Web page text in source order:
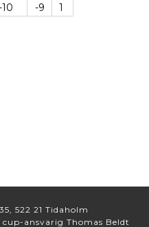
10 -9 1
522 21 Tidaholm
ansvarig Thomas Beldt